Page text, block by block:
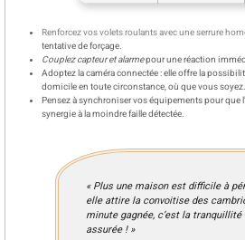
Renforcez vos volets roulants avec une serrure
tentative de forçage.
Couplez capteur et alarmepour une réaction
Adoptez la caméra connectée : elle offre la
domicile en toute circonstance, où que vous soyez.
Pensez à synchroniser vos équipements pour que
synergie à la moindre faille détectée.
« Plus une maison est difficile à
elle attire la convoitise des
minute gagnée, c’est la tranquillité
assurée ! »